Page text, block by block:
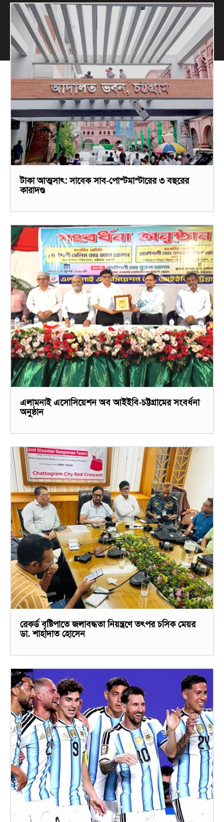
টাকা আত্মসাৎ: সাবেক সাব-পোস্টমাস্টারের ৩ বছরের
কারাদণ্ড
এলামনাই এসোসিয়েশন অব আইইবি-চট্টগ্রামের সংবর্ধনা
অনুষ্ঠান
রেকর্ড বৃষ্টিপাতে জলাবদ্ধতা নিয়ন্ত্রণে তৎপর চসিক মেয়র
ডা. শাহাদাত হোসেন